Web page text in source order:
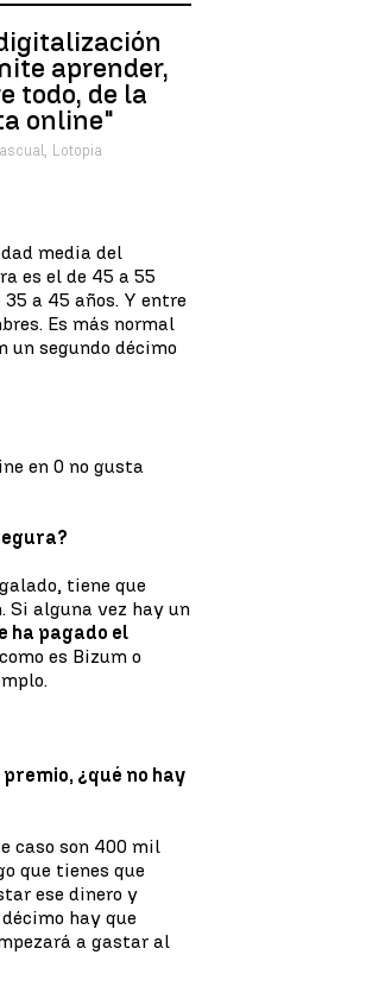
aprender,
todo, de la
online"
Lotopia
media del
es el de 45 a 55
a 45 años. Y entre
Es más normal
un segundo décimo
en 0 no gusta
tiene que
Si alguna vez hay un
ha pagado el
es Bizum o
¿qué no hay
caso son 400 mil
que tienes que
ese dinero y
hay que
a gastar al